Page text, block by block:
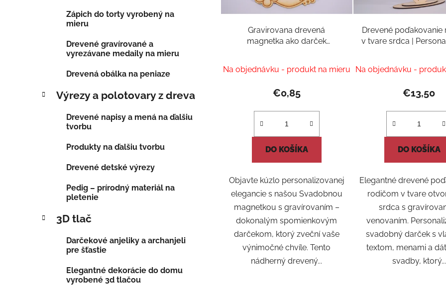
Zápich do torty vyrobený na
mieru
Drevené gravírované a
vyrezávane medaily na mieru
Drevená obálka na peniaze
Výrezy a polotovary z dreva
Drevené napisy a mená na ďalšiu
tvorbu
Produkty na ďalšiu tvorbu
Drevené detské výrezy
Pedig – prírodný materiál na
pletenie
3D tlač
Darčekové anjeliky a archanjeli
pre šťastie
Elegantné dekorácie do domu
vyrobené 3d tlačou
Gravirovana drevená
magnetka ako darček
Na objednávku - produkt na mieru
€0,85
DO KOŠÍKA
Objavte kúzlo personalizovanej
elegancie s našou Svadobnou
magnetkou s gravírovaním –
dokonalým spomienkovým
darčekom, ktorý zveční vaše
výnimočné chvíle. Tento
nádherný drevený...
Drevené poďakovanie
v tvare srdca |
je
5,0
z
Na objednávku -
€13,50
DO KOŠÍKA
Elegantné drevené
rodičom v tvare
srdca s
venovaním.
svadobný darček s
textom, menami a
svadby, ktorý...